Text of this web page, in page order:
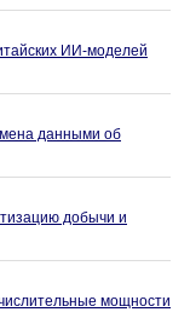
ИИ-моделей
данными об
добычи и
мощности